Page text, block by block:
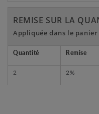
REMISE SUR LA
Appliquée dans le panier
Quantité Remise
2 2%